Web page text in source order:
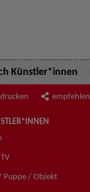
Künstler*innen
drucken empfehlen
Puppe / Objekt